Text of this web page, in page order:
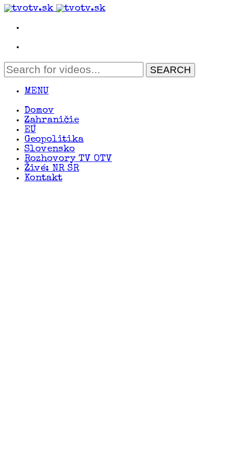
MENU
Domov
Zahraničie
EÚ
Geopolitika
Slovensko
Rozhovory TV OTV
Živé: NR SR
Kontakt